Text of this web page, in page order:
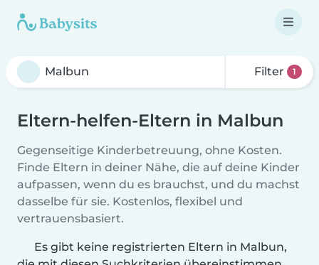
Filter 1
Eltern-helfen-Eltern in Malbun
Gegenseitige Kinderbetreuung, ohne Kosten.
Finde Eltern in deiner Nähe, die auf deine Kinder
aufpassen, wenn du es brauchst, und du machst
dasselbe für sie. Kostenlos, flexibel und
vertrauensbasiert.
Es gibt keine registrierten Eltern in Malbun,